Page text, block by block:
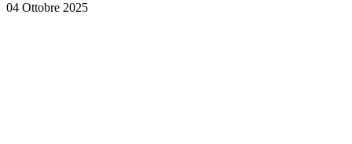
04 Ottobre 2025